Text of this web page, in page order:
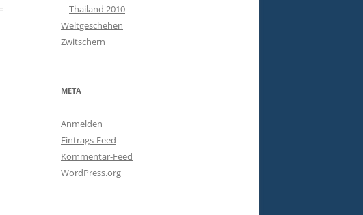
Thailand 2010
Weltgeschehen
Zwitschern
META
Anmelden
Eintrags-Feed
Kommentar-Feed
WordPress.org